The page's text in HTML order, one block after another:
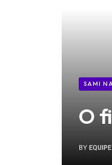
SAMI
O
BY